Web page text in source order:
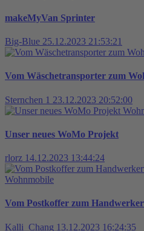
makeMyVan Sprinter
Big-Blue 25.12.2023 21:53:21
Vom Wäschetransporter zum
Sternchen 1 23.12.2023 20:52:00
Unser neues WoMo Projekt
rlorz 14.12.2023 13:44:24
Wohnmobile
Vom Postkoffer zum
Kalli_Chang 13.12.2023 16:24:35